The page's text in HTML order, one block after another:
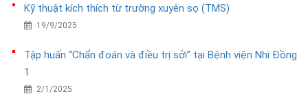
Kỹ thuật kích thích từ trường xuyên sọ (TMS)
19/9/2025
Tập huấn “Chẩn đoán và điều trị sởi” tại Bệnh viện Nhi Đồng
1
2/1/2025